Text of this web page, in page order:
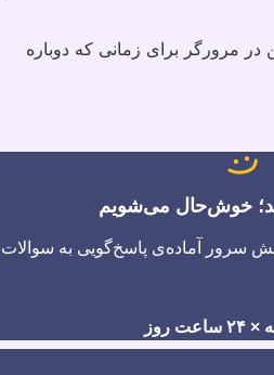
در مرورگر برای زمانی که دوباره
خوش‌حال می‌شویم
سرور آماده‌ی پاسخ‌گویی به سوالات